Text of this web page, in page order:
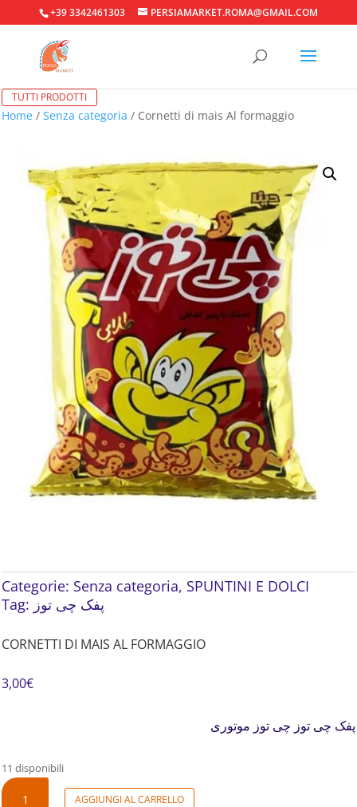
+39 3342461303 PERSIAMARKET.ROMA@GMAIL.COM
TUTTI PRODOTTI
Home / Senza categoria / Cornetti di mais Al formaggio
Categorie: Senza categoria, SPUNTINI E DOLCI
Tag: پفک چی توز
CORNETTI DI MAIS AL FORMAGGIO
3,00€
پفک چی توز چی توز موتوری
11 disponibili
CORNETTI
AGGIUNGI AL CARRELLO